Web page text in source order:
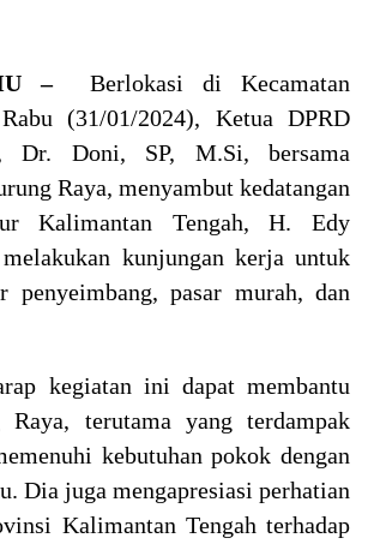
– Berlokasidi Kecamatan
(31/01/2024), Ketua DPRD
Dr. Doni, SP, M.Si, bersama
Raya, menyambut kedatangan
Kalimantan Tengah, H. Edy
kunjungan kerja untuk
penyeimbang, pasar murah, dan
kegiatan ini dapat membantu
Raya, terutama yang terdampak
kebutuhan pokok dengan
Dia juga mengapresiasi perhatian
Kalimantan Tengah terhadap